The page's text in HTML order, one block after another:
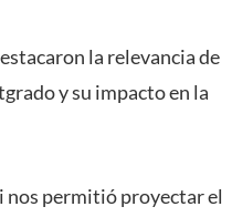
la relevancia de
y su impacto en la
nos permitió proyectar el